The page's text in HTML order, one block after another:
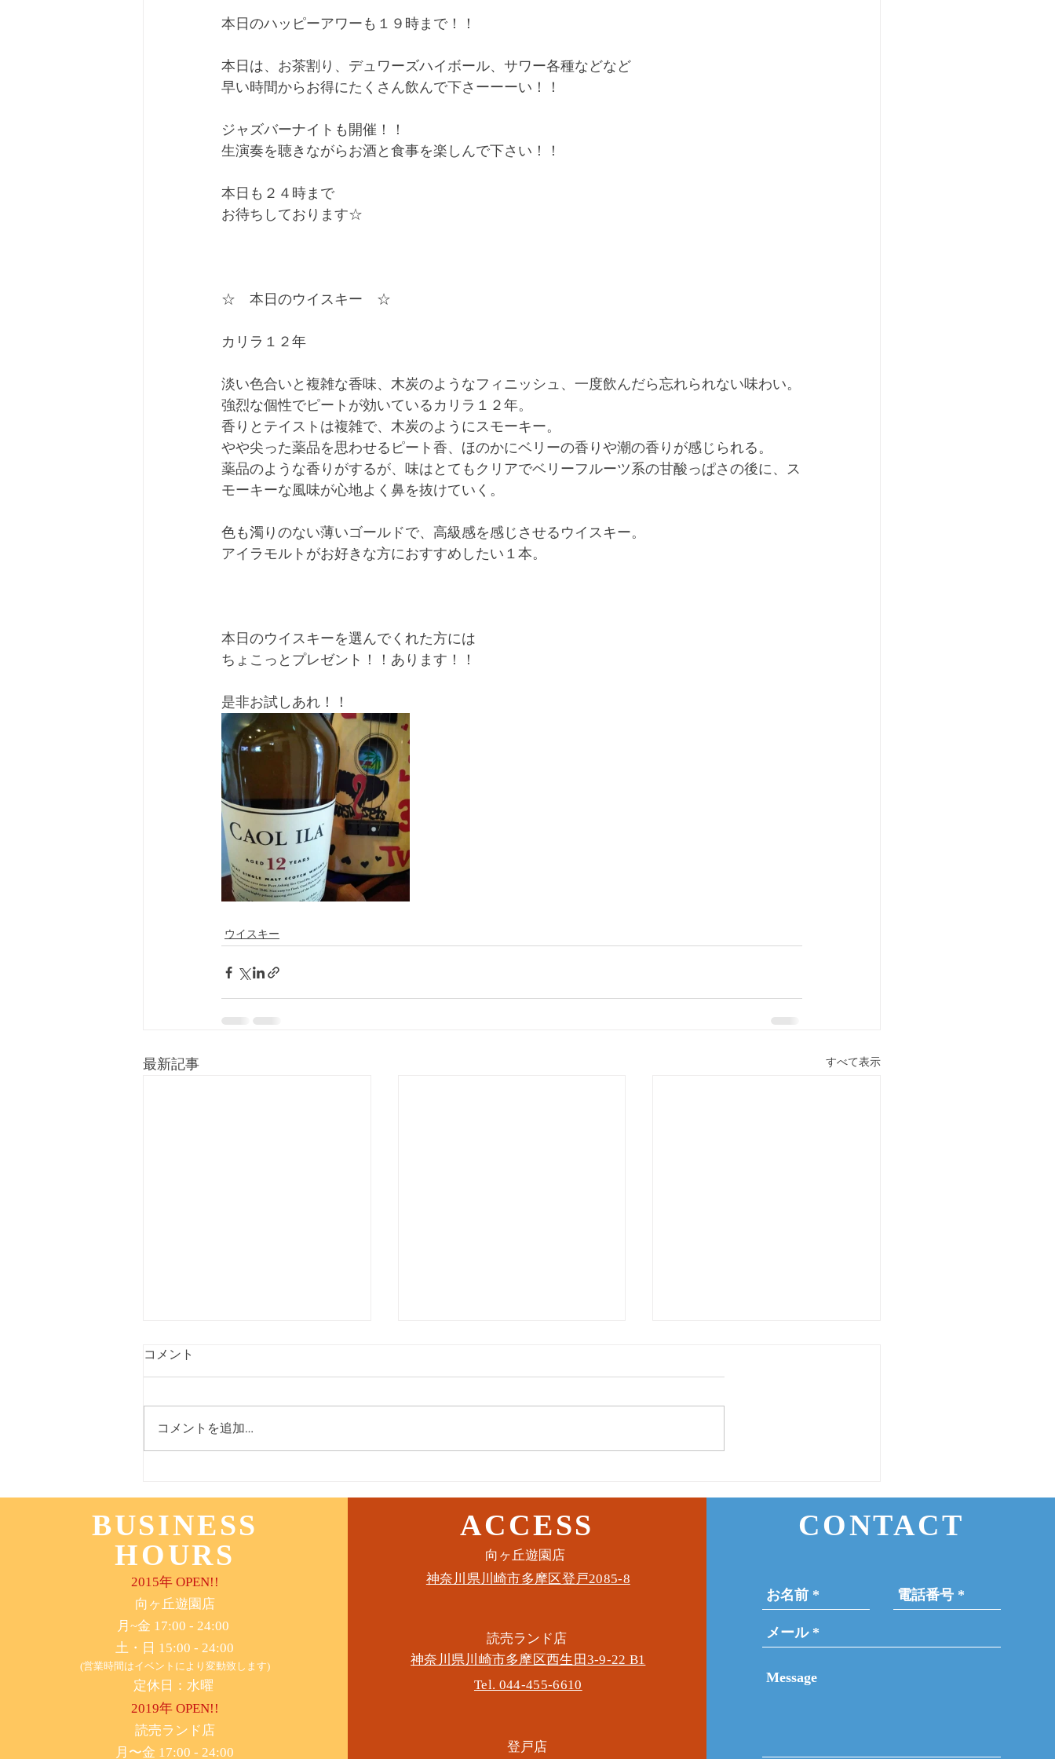
本日のハッピーアワーも１９時まで！！
本日は、お茶割り、デュワーズハイボール、サワー各種などなど
早い時間からお得にたくさん飲んで下さーーーい！！
ジャズバーナイトも開催！！
生演奏を聴きながらお酒と食事を楽しんで下さい！！
本日も２４時まで
お待ちしております☆
☆　本日のウイスキー　☆
カリラ１２年
淡い色合いと複雑な香味、木炭のようなフィニッシュ、一度飲んだら忘れられない味わい。
強烈な個性でピートが効いているカリラ１２年。
香りとテイストは複雑で、木炭のようにスモーキー。
やや尖った薬品を思わせるピート香、ほのかにベリーの香りや潮の香りが感じられる。
薬品のような香りがするが、味はとてもクリアでベリーフルーツ系の甘酸っぱさの後に、ス
モーキーな風味が心地よく鼻を抜けていく。
色も濁りのない薄いゴールドで、高級感を感じさせるウイスキー。
アイラモルトがお好きな方におすすめしたい１本。
本日のウイスキーを選んでくれた方には
ちょこっとプレゼント！！あります！！
是非お試しあれ！！
ウイスキー
最新記事 すべて表示
11月3日(木) 登戸店
コメント
コメントを追加…
BUSINESS
HOURS
2015年 OPEN!!
​向ヶ丘遊園店
月~金 17:00 - 24:00
土・日 15:00 - 24:00
(営業時間はイベントにより変動致します)
定休日：水曜
2019年 OPEN!!
​読売ランド店
月〜金 17:00 - 24:00
ACCESS
​向ヶ丘遊園店
神奈川県川崎市多摩区​登戸2085-8
​読売ランド店
神奈川県川崎市多摩区​西生田3-9-22 B1
Tel. 044-455-6610
​登戸店
CONTACT